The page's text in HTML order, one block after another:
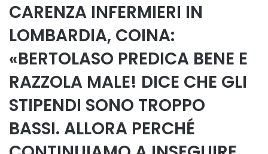
CARENZA INFERMIERI IN
LOMBARDIA, COINA:
«BERTOLASO PREDICA BENE E
RAZZOLA MALE! DICE CHE GLI
STIPENDI SONO TROPPO
BASSI. ALLORA PERCHÉ